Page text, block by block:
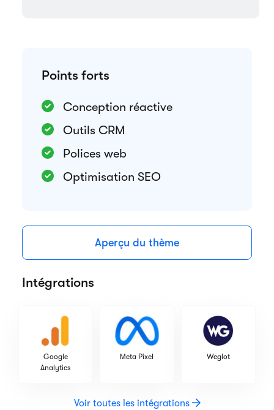
Points forts
Conception réactive
Outils CRM
Polices web
Optimisation SEO
Aperçu du thème
Intégrations
Google
Analytics
Meta Pixel Weglot
Voir toutes les intégrations